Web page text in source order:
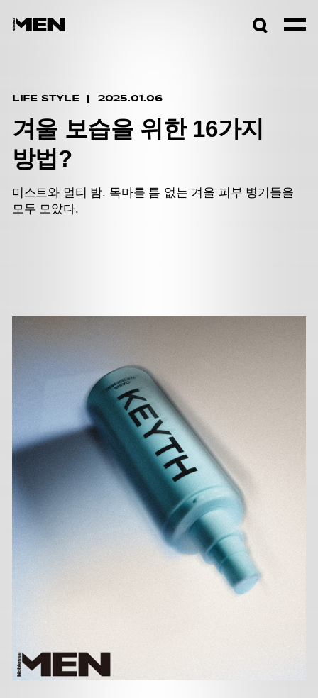
LIFE STYLE 2025.01.06
겨울 보습을 위한 16가지
방법?
미스트와 멀티 밤. 목마를 틈 없는 겨울 피부 병기들을
모두 모았다.